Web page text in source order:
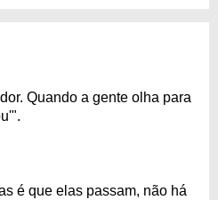
Quando a gente olha para
é que elas passam, não há